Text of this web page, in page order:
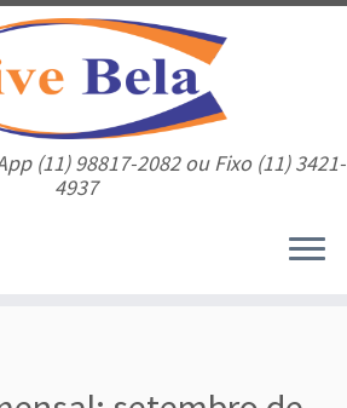
(11) 98817-2082 ou Fixo (11) 3421-
4937